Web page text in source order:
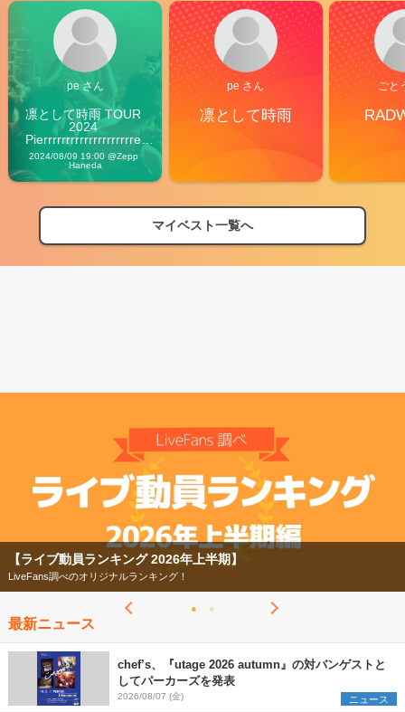
pe さん
凛として時雨 TOUR
2024
Pierrrrrrrrrrrrrrrrrrrre
Vibes
2024/08/09 19:00 @Zepp
Haneda
pe さん
凛として時雨
ごと
マイベスト一覧へ
【フェス特集2026】
今年もフェスの季節がやってきた！
最新ニュース
chef’s、『utage 2026 autumn』の対バンゲストと
してパーカーズを発表
2026/08/07 (金) ニュース